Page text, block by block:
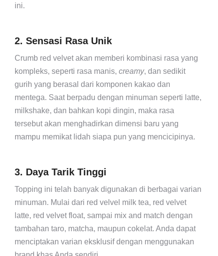
ini.
2. Sensasi Rasa Unik
Crumb red velvet akan memberi kombinasi rasa yang
kompleks, seperti rasa manis, creamy, dan sedikit
gurih yang berasal dari komponen kakao dan
mentega. Saat berpadu dengan minuman seperti latte,
milkshake, dan bahkan kopi dingin, maka rasa
tersebut akan menghadirkan dimensi baru yang
mampu memikat lidah siapa pun yang mencicipinya.
3. Daya Tarik Tinggi
Topping ini telah banyak digunakan di berbagai varian
minuman. Mulai dari red velvel milk tea, red velvet
latte, red velvet float, sampai mix and match dengan
tambahan taro, matcha, maupun cokelat. Anda dapat
menciptakan varian eksklusif dengan menggunakan